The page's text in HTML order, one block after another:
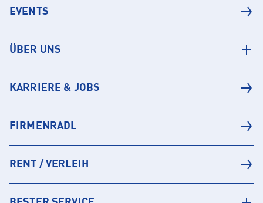
EVENTS
ÜBER UNS
KARRIERE & JOBS
FIRMENRADL
RENT / VERLEIH